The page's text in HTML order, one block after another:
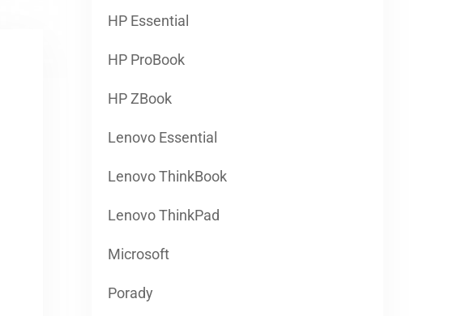
HP Essential
HP ProBook
HP ZBook
Lenovo Essential
Lenovo ThinkBook
Lenovo ThinkPad
Microsoft
Porady